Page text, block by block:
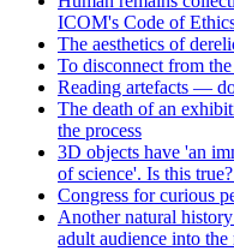
ICOM's Code of
The aesthetics of
To disconnect from
Reading artefacts —
The death of an
the process
3D objects have 'an
of science'. Is this
Congress for curious
Another natural
adult audience into the